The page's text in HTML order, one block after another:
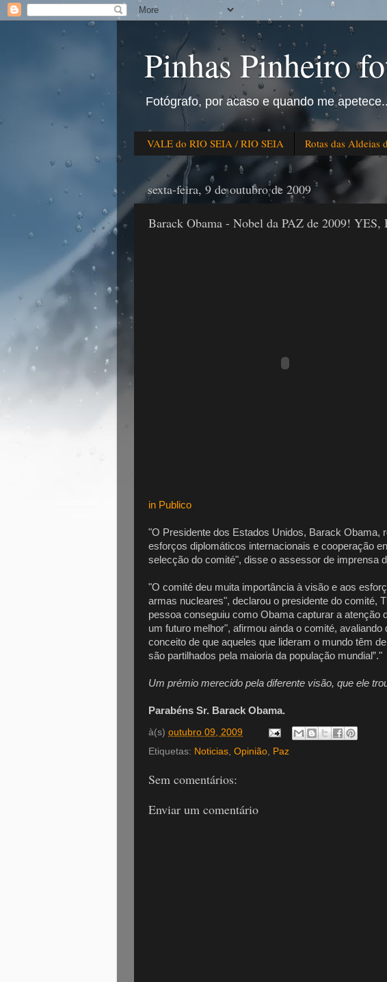
Pinhas Pinheiro
Fotógrafo, por acaso e quando me
VALE do RIO SEIA / RIO SEIA Rotas das Aldeias
sexta-feira, 9 de outubro de 2009
Barack Obama - Nobel da PAZ de 2009!
in Publico
"O Presidente dos Estados Unidos, Barack Obama,
esforços diplomáticos internacionais e cooperação
selecção do comité", disse o assessor de imprensa
"O comité deu muita importância à visão e aos
armas nucleares", declarou o presidente do comité,
pessoa conseguiu como Obama capturar a atenção
um futuro melhor", afirmou ainda o comité,
conceito de que aqueles que lideram o mundo têm
são partilhados pela maioria da população mundial”."
Um prémio merecido pela diferente visão, que ele
Parabéns Sr. Barack Obama.
à(s) outubro 09, 2009
Etiquetas: Noticias, Opinião, Paz
Sem comentários:
Enviar um comentário